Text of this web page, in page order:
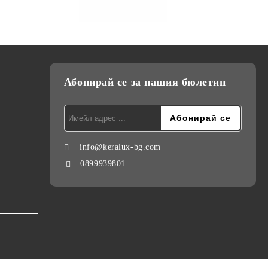
Абонирай се за нашия бюлетин
info@keralux-bg.com
0899939801